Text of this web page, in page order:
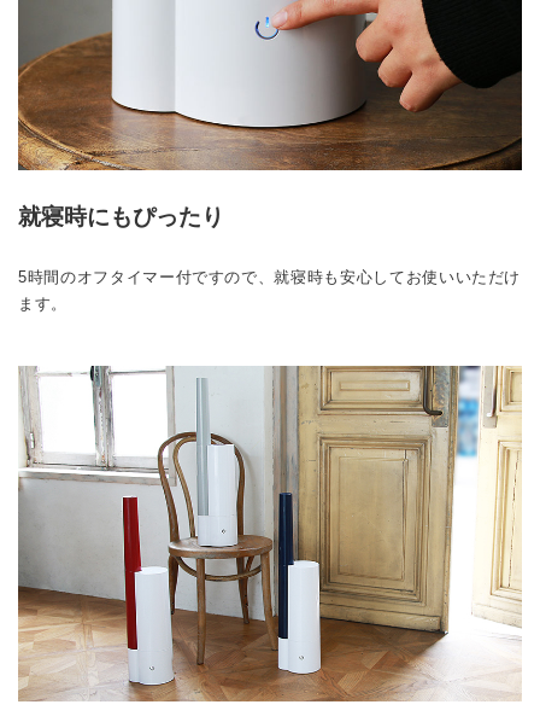
就寝時にもぴったり
5時間のオフタイマー付ですので、就寝時も安心してお使いいただけ
ます。